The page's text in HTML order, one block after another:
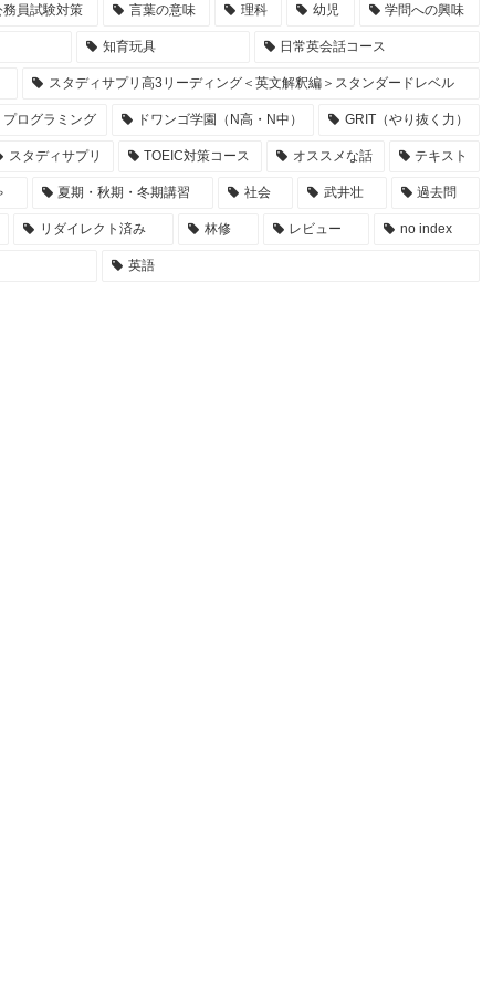
務員試験対策 言葉の意味 理科 幼児 学問への興味
知育玩具 日常英会話コース
スタディサプリ高3リーディング＜英文解釈編＞スタンダードレベル
プログラミング ドワンゴ学園（N高・N中） GRIT（やり抜く力）
スタディサプリ TOEIC対策コース オススメな話 テキスト
夏期・秋期・冬期講習 社会 武井壮 過去問
リダイレクト済み 林修 レビュー no index
英語